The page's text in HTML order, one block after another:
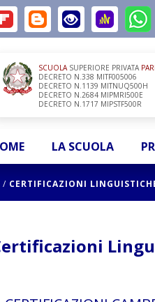
SCUOLASUPERIORE PRIVATA
DECRETO N.338 MITF005006
DECRETO N.1139 MITNUQ500H
DECRETO N.2684 MIPMRI500E
DECRETO N.1717 MIPSTF500R
LA SCUOLA
/ CERTIFICAZIONI